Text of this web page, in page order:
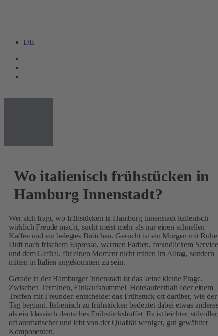
DE
Wo italienisch frühstücken in
Hamburg Innenstadt?
Wer sich fragt, wo frühstücken in Hamburg Innenstadt italienisch
wirklich Freude macht, sucht meist mehr als nur einen schnellen
Kaffee und ein belegtes Brötchen. Gesucht ist ein Morgen mit
Duft nach frischem Espresso, warmen Farben, freundlichem Service
und dem Gefühl, für einen Moment nicht mitten im Alltag, sondern
mitten in Italien angekommen zu sein.
Gerade in der Hamburger Innenstadt ist das keine kleine Frage.
Zwischen Terminen, Einkaufsbummel, Hotelaufenthalt oder einem
Treffen mit Freunden entscheidet das Frühstück oft darüber, wie der
Tag beginnt. Italienisch zu frühstücken bedeutet dabei etwas anderes
als ein klassisch deutsches Frühstücksbuffet. Es ist leichter, stilvoller,
oft aromatischer und lebt von der Qualität weniger, gut gewählter
Komponenten.